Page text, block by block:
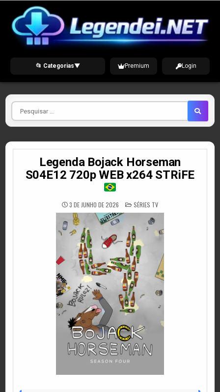
content
📂 Categorias▼ Premium Login
Pesquisar
por
Legenda Bojack Horseman
S04E12 720p WEB x264 STRiFE
3 DE JUNHO DE 2026 POSTED
IN
SÉRIES TV